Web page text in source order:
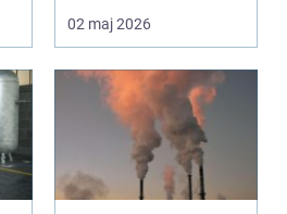
lettere. I stedet for at
bruge we...
02 maj 2026